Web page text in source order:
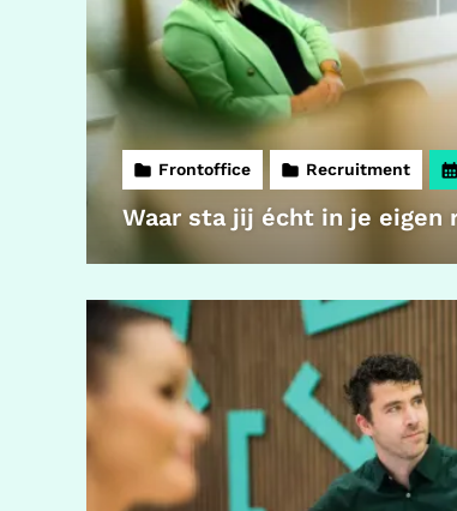
Frontoffice Recruitment
Waar sta jij écht in je eigen